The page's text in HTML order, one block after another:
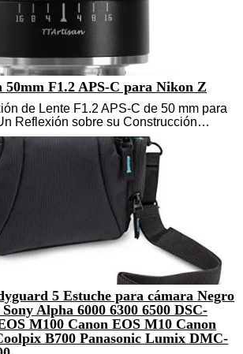
F1.2 APS-C para Nikon Z
de Lente F1.2 APS-C de 50 mm para
Reflexión sobre su Construcción…
5 Estuche para cámara Negro
Alpha 6000 6300 6500 DSC-
M100 Canon EOS M10 Canon
B700 Panasonic Lumix DMC-